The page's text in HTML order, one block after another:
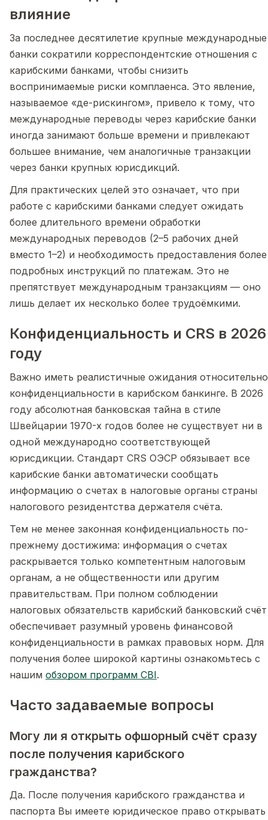
влияние
За последнее десятилетие крупные международные
банки сократили корреспондентские отношения с
карибскими банками, чтобы снизить
воспринимаемые риски комплаенса. Это явление,
называемое «де-рискингом», привело к тому, что
международные переводы через карибские банки
иногда занимают больше времени и привлекают
большее внимание, чем аналогичные транзакции
через банки крупных юрисдикций.
Для практических целей это означает, что при
работе с карибскими банками следует ожидать
более длительного времени обработки
международных переводов (2–5 рабочих дней
вместо 1–2) и необходимость предоставления более
подробных инструкций по платежам. Это не
препятствует международным транзакциям — оно
лишь делает их несколько более трудоёмкими.
Конфиденциальность и CRS в 2026
году
Важно иметь реалистичные ожидания относительно
конфиденциальности в карибском банкинге. В 2026
году абсолютная банковская тайна в стиле
Швейцарии 1970-х годов более не существует ни в
одной международно соответствующей
юрисдикции. Стандарт CRS ОЭСР обязывает все
карибские банки автоматически сообщать
информацию о счетах в налоговые органы страны
налогового резидентства держателя счёта.
Тем не менее законная конфиденциальность по-
прежнему достижима: информация о счетах
раскрывается только компетентным налоговым
органам, а не общественности или другим
правительствам. При полном соблюдении
налоговых обязательств карибский банковский счёт
обеспечивает разумный уровень финансовой
конфиденциальности в рамках правовых норм. Для
получения более широкой картины ознакомьтесь с
нашим обзором программ CBI.
Часто задаваемые вопросы
Могу ли я открыть офшорный счёт сразу
после получения карибского
гражданства?
Да. После получения карибского гражданства и
паспорта Вы имеете юридическое право открывать